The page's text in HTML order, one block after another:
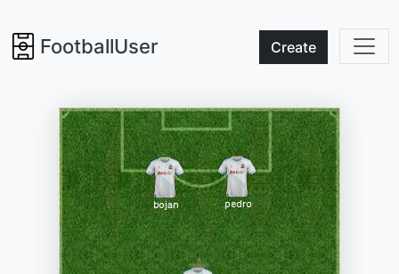
FootballUser Create